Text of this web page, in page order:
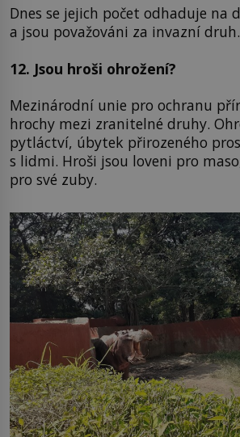
Dnes se jejich počet odhaduje na
a jsou považováni za invazní druh.
12. Jsou hroši ohrožení?
Mezinárodní unie pro ochranu
hrochy mezi zranitelné druhy.
pytláctví, úbytek přirozeného
s lidmi. Hroši jsou loveni pro
pro své zuby.